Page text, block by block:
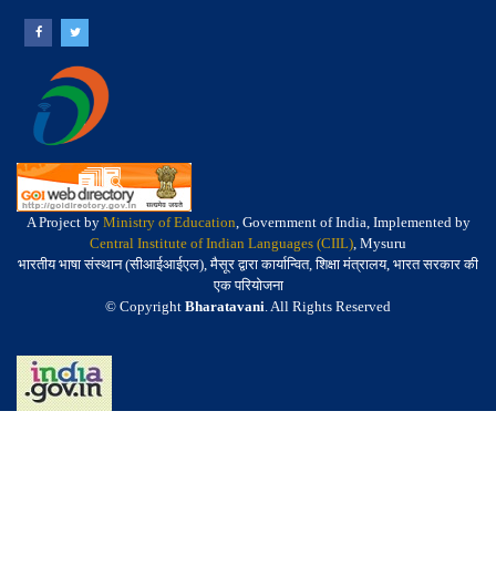
A Project by Ministry of Education, Government of India, Implemented by
Central Institute of Indian Languages (CIIL), Mysuru
भारतीय भाषा संस्थान (सीआईआईएल), मैसूर द्वारा कार्यान्वित, शिक्षा मंत्रालय, भारत सरकार की
एक परियोजना
© Copyright Bharatavani. All Rights Reserved